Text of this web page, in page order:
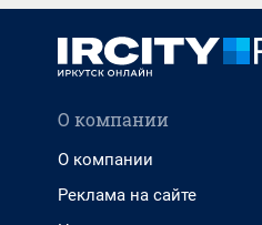
О компании
О компании
Реклама на сайте